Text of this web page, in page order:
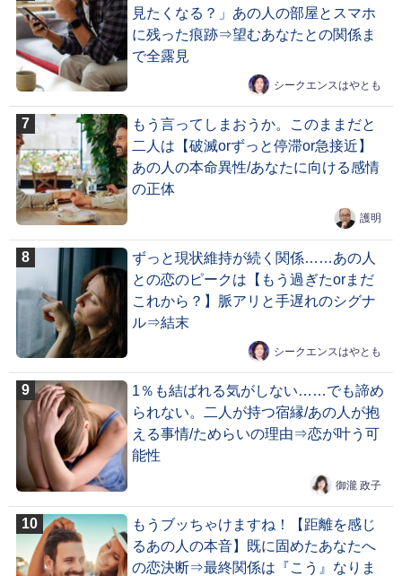
見たくなる？」あの人の部屋とスマホ
に残った痕跡⇒望むあなたとの関係ま
で全露見
シークエンスはやとも
もう言ってしまおうか。このままだと
二人は【破滅orずっと停滞or急接近】
あの人の本命異性/あなたに向ける感情
の正体
護明
ずっと現状維持が続く関係……あの人
との恋のピークは【もう過ぎたorまだ
これから？】脈アリと手遅れのシグナ
ル⇒結末
シークエンスはやとも
1％も結ばれる気がしない……でも諦め
られない。二人が持つ宿縁/あの人が抱
える事情/ためらいの理由⇒恋が叶う可
能性
御瀧 政子
もうブッちゃけますね！【距離を感じ
るあの人の本音】既に固めたあなたへ
の恋決断⇒最終関係は『こう』なりま